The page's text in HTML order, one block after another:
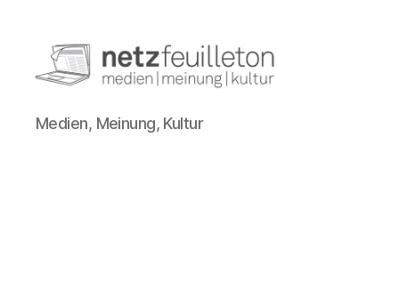
netzfeuilleton.de
Medien, Meinung, Kultur